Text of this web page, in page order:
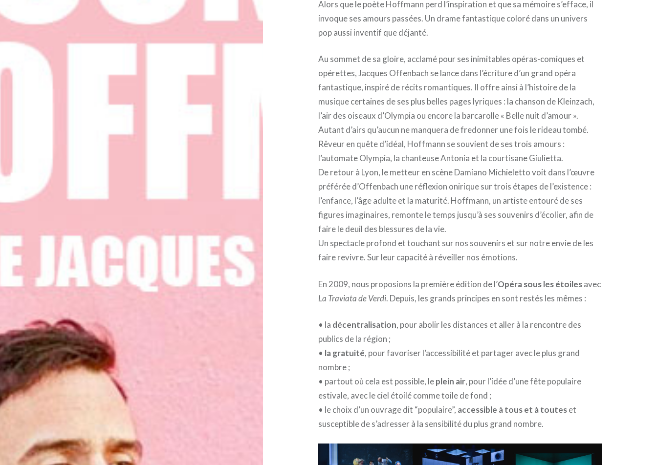
Alors que le poète Hoffmann perd l’inspiration et que sa mémoire s’efface, il
invoque ses amours passées. Un drame fantastique coloré dans un univers
pop aussi inventif que déjanté.
Au sommet de sa gloire, acclamé pour ses inimitables opéras-comiques et
opérettes, Jacques Offenbach se lance dans l’écriture d’un grand opéra
fantastique, inspiré de récits romantiques. Il offre ainsi à l’histoire de la
musique certaines de ses plus belles pages lyriques : la chanson de Kleinzach,
l’air des oiseaux d’Olympia ou encore la barcarolle « Belle nuit d’amour ».
Autant d’airs qu’aucun ne manquera de fredonner une fois le rideau tombé.
Rêveur en quête d’idéal, Hoffmann se souvient de ses trois amours :
l’automate Olympia, la chanteuse Antonia et la courtisane Giulietta.
De retour à Lyon, le metteur en scène Damiano Michieletto voit dans l’œuvre
préférée d’Offenbach une réflexion onirique sur trois étapes de l’existence :
l’enfance, l’âge adulte et la maturité. Hoffmann, un artiste entouré de ses
figures imaginaires, remonte le temps jusqu’à ses souvenirs d’écolier, afin de
faire le deuil des blessures de la vie.
Un spectacle profond et touchant sur nos souvenirs et sur notre envie de les
faire revivre. Sur leur capacité à réveiller nos émotions.
En 2009, nous proposions la première édition de l’Opéra sous les étoilesavec
La Traviata de Verdi. Depuis, les grands principes en sont restés les mêmes :
• la décentralisation, pour abolir les distances et aller à la rencontre des
publics de la région ;
• la gratuité, pour favoriser l’accessibilité et partager avec le plus grand
nombre ;
• partout où cela est possible, leplein air, pour l’idée d’une fête populaire
estivale, avec le ciel étoilé comme toile de fond ;
• le choix d’un ouvrage dit “populaire”, accessible à tous et à touteset
susceptible de s’adresser à la sensibilité du plus grand nombre.